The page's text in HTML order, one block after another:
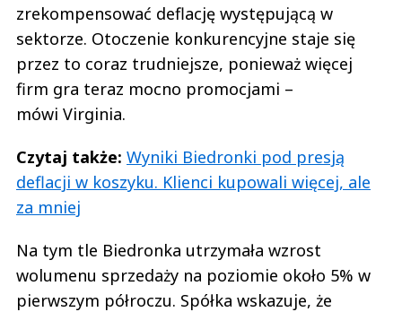
zrekompensować deflację występującą w
sektorze. Otoczenie konkurencyjne staje się
przez to coraz trudniejsze, ponieważ więcej
firm gra teraz mocno promocjami –
mówi Virginia.
Czytaj także: Wyniki Biedronki pod presją
deflacji w koszyku. Klienci kupowali więcej, ale
za mniej
Na tym tle Biedronka utrzymała wzrost
wolumenu sprzedaży na poziomie około 5% w
pierwszym półroczu. Spółka wskazuje, że